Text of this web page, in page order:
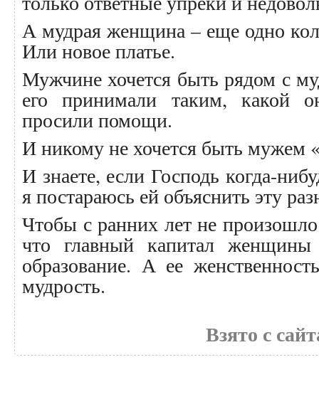
А мудрая женщина – еще одно
Или новое платье.
Мужчине хочется быть рядом с
его принимали таким, какой
просили помощи.
И никому не хочется быть мужем
И знаете, если Господь когда-
я постараюсь ей объяснить эту
Чтобы с ранних лет не
что главный капитал
образование. А ее
мудрость.
Взято с